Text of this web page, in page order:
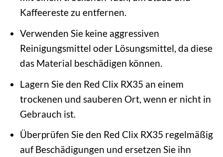
Kaffeereste zu entfernen.
Verwenden Sie keine aggressiven
Reinigungsmittel oder Lösungsmittel, da diese
das Material beschädigen können.
Lagern Sie den Red Clix RX35 an einem
trockenen und sauberen Ort, wenn er nicht in
Gebrauch ist.
Überprüfen Sie den Red Clix RX35 regelmäßig
auf Beschädigungen und ersetzen Sie ihn